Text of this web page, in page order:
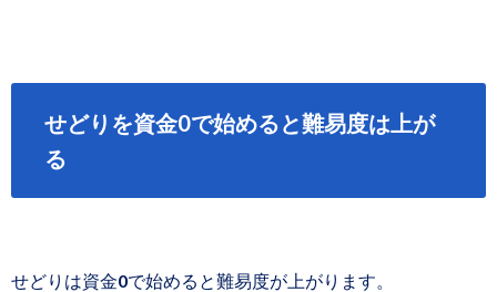
せどりを資金0で始めると難易度は上が
る
せどりは資金0で始めると難易度が上がります。